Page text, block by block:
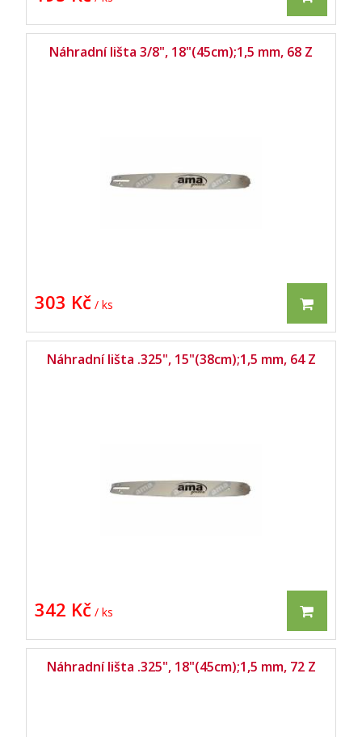
Náhradní lišta 3/8", 18"(45cm);1,5 mm, 68 Z
303 Kč / ks
Náhradní lišta .325", 15"(38cm);1,5 mm, 64 Z
342 Kč / ks
Náhradní lišta .325", 18"(45cm);1,5 mm, 72 Z